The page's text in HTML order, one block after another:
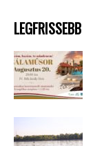
LEGFRISSEBB